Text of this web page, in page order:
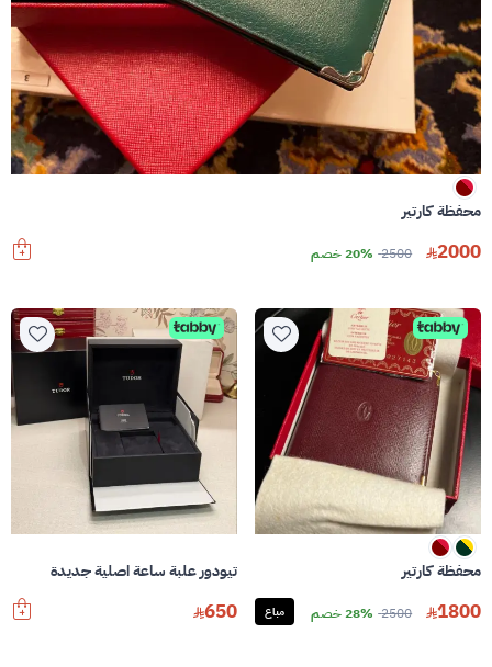
محفظة كارتير
2000
2500 20% خصم
محفظة كارتير
1800
2500 28% خصم مباع
تيودور علبة ساعة اصلية جديدة
650